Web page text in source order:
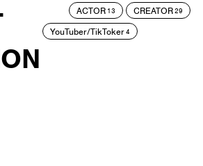
ACTOR 13 CREATOR29
YouTuber/TikToker4